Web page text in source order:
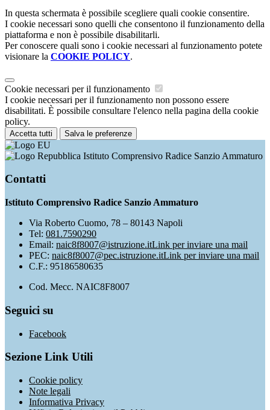
In questa schermata è possibile scegliere quali cookie consentire.
I cookie necessari sono quelli che consentono il funzionamento della
piattaforma e non è possibile disabilitarli.
Per conoscere quali sono i cookie necessari al funzionamento potete
visionare la COOKIE POLICY.
Cookie necessari per il funzionamento
I cookie necessari per il funzionamento non possono essere
disabilitati. È possibile consultare l'elenco nella pagina della cookie
policy.
Accetta tutti Salva le preferenze
Istituto Comprensivo Radice Sanzio Ammaturo
Contatti
Istituto Comprensivo Radice Sanzio Ammaturo
Via Roberto Cuomo, 78 – 80143 Napoli
Tel: 081.7590290
Email: naic8f8007@istruzione.itLink per inviare una mail
PEC: naic8f8007@pec.istruzione.itLink per inviare una mail
C.F.: 95186580635
Cod. Mecc. NAIC8F8007
Seguici su
Facebook
Sezione Link Utili
Cookie policy
Note legali
Informativa Privacy